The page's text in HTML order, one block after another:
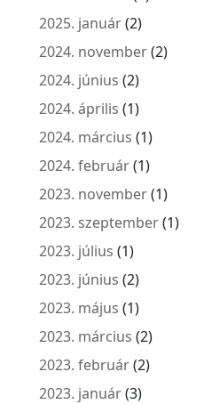
2025. január(2)
2024. november(2)
2024. június (2)
2024. április (1)
2024. március (1)
2024. február(1)
2023. november(1)
2023. szeptember(1)
2023. július (1)
2023. június (2)
2023. május (1)
2023. március (2)
2023. február(2)
2023. január(3)